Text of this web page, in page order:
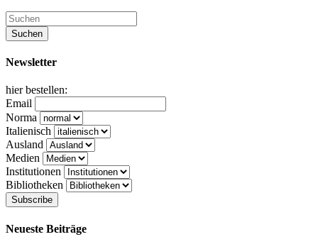
Newsletter
hier bestellen:
Email
Norma
Italienisch
Ausland
Medien
Institutionen
Bibliotheken
Neueste Beiträge